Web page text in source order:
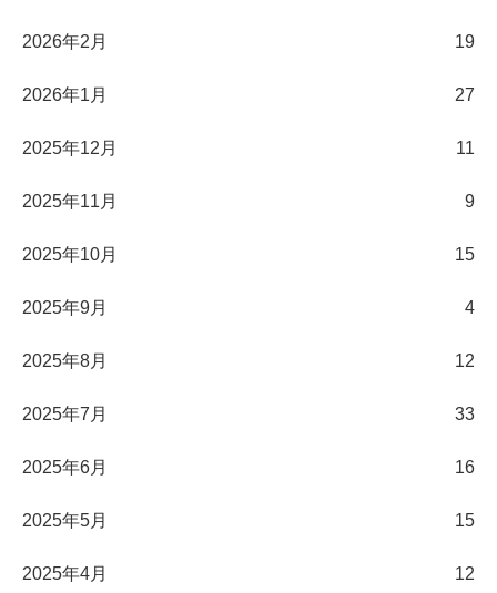
2026年2月 19
2026年1月 27
2025年12月 11
2025年11月 9
2025年10月 15
2025年9月 4
2025年8月 12
2025年7月 33
2025年6月 16
2025年5月 15
2025年4月 12